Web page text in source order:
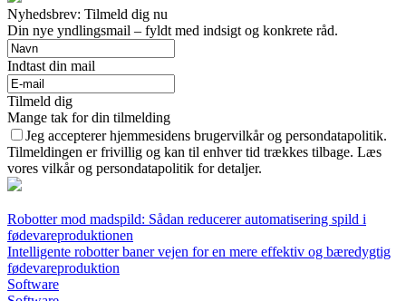
Nyhedsbrev: Tilmeld dig nu
Din nye yndlingsmail – fyldt med indsigt og konkrete råd.
Indtast din mail
Tilmeld dig
Mange tak for din tilmelding
Jeg accepterer hjemmesidens brugervilkår og persondatapolitik.
Tilmeldingen er frivillig og kan til enhver tid trækkes tilbage. Læs
vores vilkår og persondatapolitik for detaljer.
Robotter mod madspild: Sådan reducerer automatisering spild i
fødevareproduktionen
Intelligente robotter baner vejen for en mere effektiv og bæredygtig
fødevareproduktion
Software